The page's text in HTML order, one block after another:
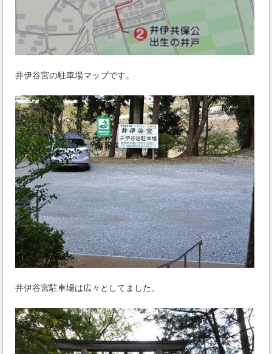
井伊谷宮の駐車場マップです。
井伊谷宮駐車場は広々としてました。